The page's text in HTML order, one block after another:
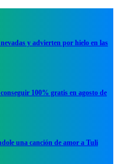
y advierten por hielo en las
100% gratis en agosto de
una canción de amor a Tuli